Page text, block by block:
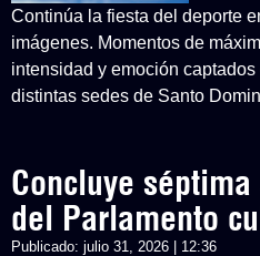
Continúa la fiesta del deporte
imágenes. Momentos de
intensidad y emoción captados
distintas sedes de Santo
Concluye
del Parlamento
Publicado: julio 31, 2026 | 12:36